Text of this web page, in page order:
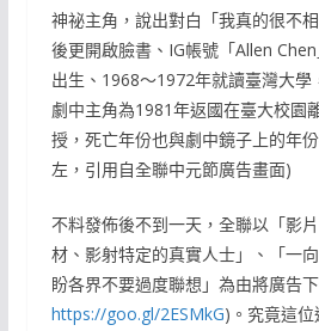
神祕主角，說出對白「我真的很不
後更開啟臉書、IG帳號「Allen
出生、1968～1972年就讀臺灣大學
劇中主角為1981年返國在臺大校園
授，死亡年份也與劇中鏡子上的年
左，引用自全聯中元節廣告畫面)
不料發佈後不到一天，全聯以「影
材、影射特定的真實人士」、「一
盼各界不要過度聯想」為由將廣告下
https://goo.gl/2ESMkG)。究竟這